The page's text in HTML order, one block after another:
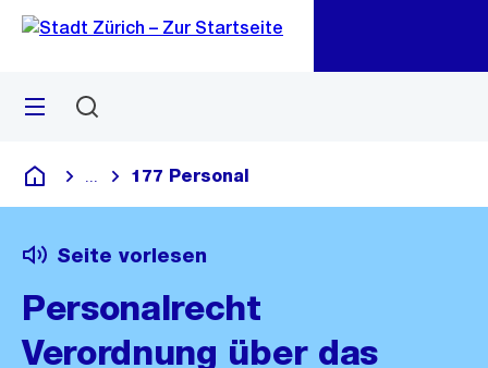
Navigation
Sprunglink
Menü
Deutsch
Blende alle Breadcrumbs ein
177 Personal
Seite vorlesen
Personalrecht
Verordnung über das